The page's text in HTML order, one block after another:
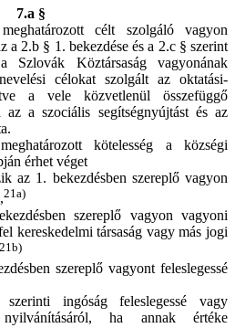
7.a §
célt szolgáló vagyon
a 2.b § 1. bekezdése és a 2.c § szerint
Köztársaság vagyonának
célokat szolgált az oktatási-
a vele közvetlenül összefüggő
az a szociális segítségnyújtást és az
kötelesség a községi
érhet véget
az 1. bekezdésben szereplő vagyon
21a)
szereplő vagyon vagyoni
kereskedelmi társaság vagy más jogi
21b)
szereplő vagyont feleslegessé
ingóság feleslegessé vagy
nyilvánításáról, ha annak értéke